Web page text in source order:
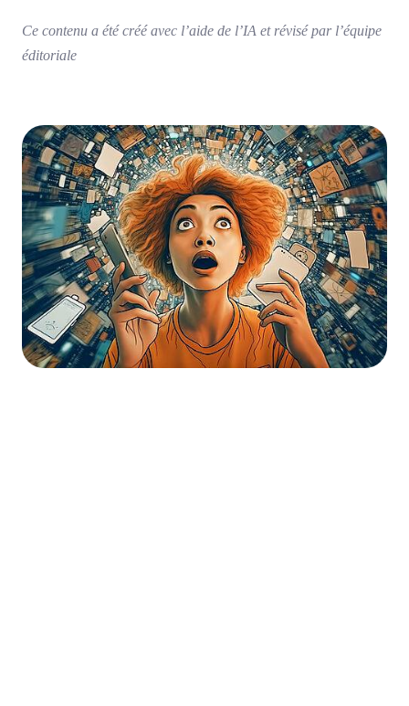
Ce contenu a été créé avec l’aide de l’IA et révisé par l’équipe
éditoriale